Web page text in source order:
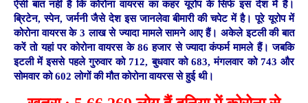
ऐसी बात नहीं है कि कोरोना वायरस का कहर यूरोप के सिर्फ इस देश में हैं।
ब्रिटेन, स्पेन, जर्मनी जैसे देश इस जानलेवा बीमारी की चपेट में है। पूरे यूरोप में
कोरोना वायरस के 3 लाख से ज्यादा मामले सामने आए हैं। अकेले इटली की बात
करें तो यहां पर कोरोना वायरस के 86 हजार से ज्यादा कंफर्म मामले हैं। जबकि
इटली में इससे पहले गुरुवार को 712, बुधवार को 683, मंगलवार को 743 और
सोमवार को 602 लोगों की मौत कोरोना वायरस से हुई थी।